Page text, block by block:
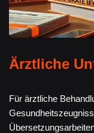
Ärztliche
Für ärztliche